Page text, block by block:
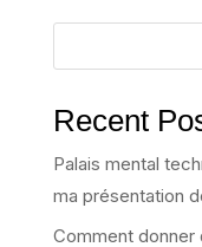
Recent
Palais mental
ma présentation
Comment donner